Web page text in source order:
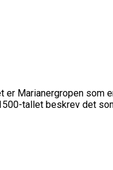
er Marianergropen som
tallet beskrev det